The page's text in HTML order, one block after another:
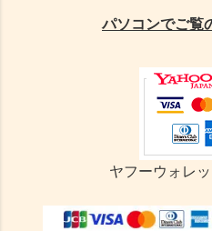
パソコンでご覧
ヤフーウォレッ